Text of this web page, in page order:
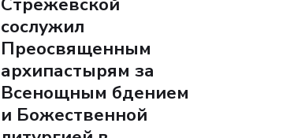
сослужил
Преосвященным
архипастырям за
Всенощным бдением
и Божественной